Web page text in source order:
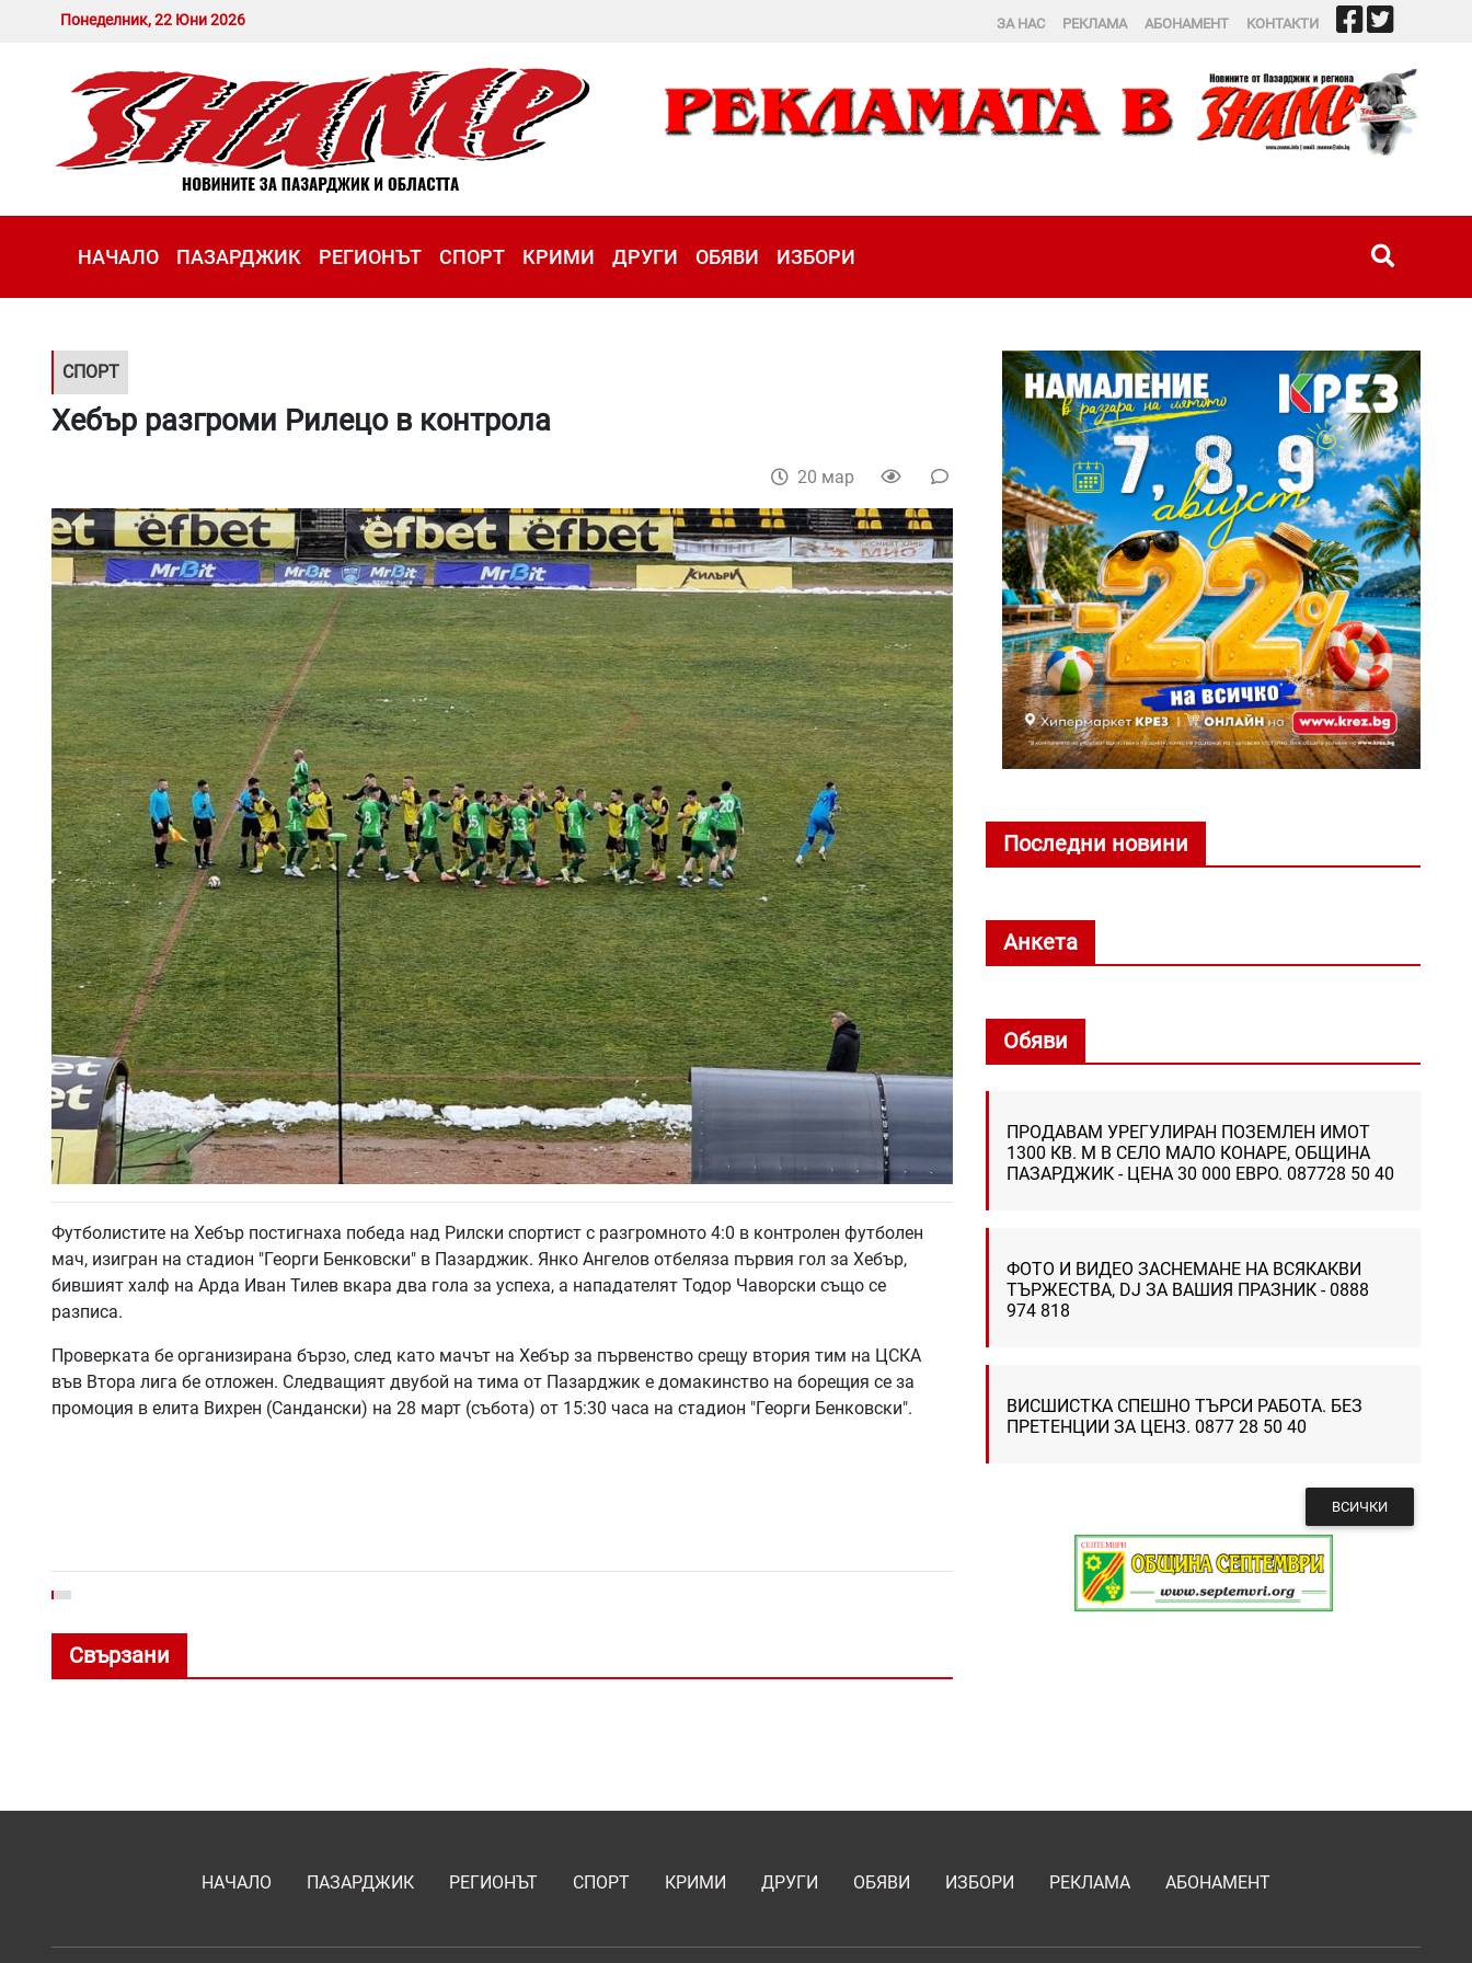
Понеделник, 22 Юни 2026 ЗА НАС РЕКЛАМА АБОНАМЕНТ КОНТАКТИ
НАЧАЛО ПАЗАРДЖИК РЕГИОНЪТ СПОРТ КРИМИ ДРУГИ ОБЯВИ ИЗБОРИ
СПОРТ
Хебър разгроми Рилецо в контрола
20 мар
Футболистите на Хебър постигнаха победа над Рилски спортист с разгромното 4:0 в контролен футболен
мач, изигран на стадион "Георги Бенковски" в Пазарджик. Янко Ангелов отбеляза първия гол за Хебър,
бившият халф на Арда Иван Тилев вкара два гола за успеха, а нападателят Тодор Чаворски също се
разписа.
Проверката бе организирана бързо, след като мачът на Хебър за първенство срещу втория тим на ЦСКА
във Втора лига бе отложен. Следващият двубой на тима от Пазарджик е домакинство на борещия се за
промоция в елита Вихрен (Сандански) на 28 март (събота) от 15:30 часа на стадион "Георги Бенковски".
Свързани
Последни новини
Анкета
Обяви
ПРОДАВАМ УРЕГУЛИРАН ПОЗЕМЛЕН ИМОТ
1300 КВ. М В СЕЛО МАЛО КОНАРЕ, ОБЩИНА
ПАЗАРДЖИК - ЦЕНА 30 000 ЕВРО. 087728 50 40
ФОТО И ВИДЕО ЗАСНЕМАНЕ НА ВСЯКАКВИ
ТЪРЖЕСТВА, DJ ЗА ВАШИЯ ПРАЗНИК - 0888
974 818
ВИСШИСТКА СПЕШНО ТЪРСИ РАБОТА. БЕЗ
ПРЕТЕНЦИИ ЗА ЦЕНЗ. 0877 28 50 40
ВСИЧКИ
НАЧАЛО ПАЗАРДЖИК РЕГИОНЪТ СПОРТ КРИМИ ДРУГИ ОБЯВИ ИЗБОРИ РЕКЛАМА АБОНАМЕНТ